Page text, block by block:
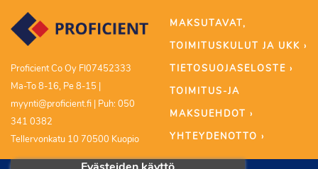
Proficient Co Oy FI07452333
Ma-To 8-16, Pe 8-15 |
myynti@proficient.fi | Puh: 050
341 0382
Tellervonkatu 10 70500 Kuopio
MAKSUTAVAT,
TOIMITUSKULUT JA UKK ›
TIETOSUOJASELOSTE ›
TOIMITUS-JA
MAKSUEHDOT ›
YHTEYDENOTTO ›